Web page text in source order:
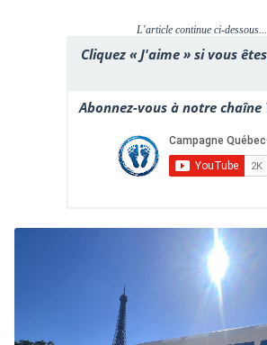
L'article continue ci-dessous...
Cliquez « J'aime » si vous êtes
Abonnez-vous à notre chaîne